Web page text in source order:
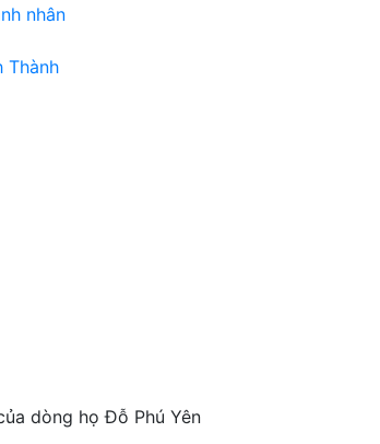
nhân
Thành
dòng họ Đỗ Phú Yên